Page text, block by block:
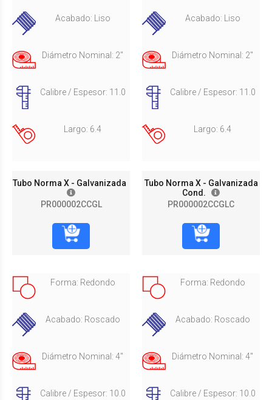
Acabado: Liso
Diámetro Nominal: 2"
Calibre / Espesor: 11.0
Largo: 6.4
Tubo Norma X - Galvanizada
PR000002CCGL
Acabado: Liso
Diámetro Nominal: 2"
Calibre / Espesor: 11.0
Largo: 6.4
Tubo Norma X - Galvanizada
Cond.
PR000002CCGLC
Forma: Redondo
Acabado: Roscado
Diámetro Nominal: 4"
Calibre / Espesor: 10.0
Forma: Redondo
Acabado: Roscado
Diámetro Nominal: 4"
Calibre / Espesor: 10.0